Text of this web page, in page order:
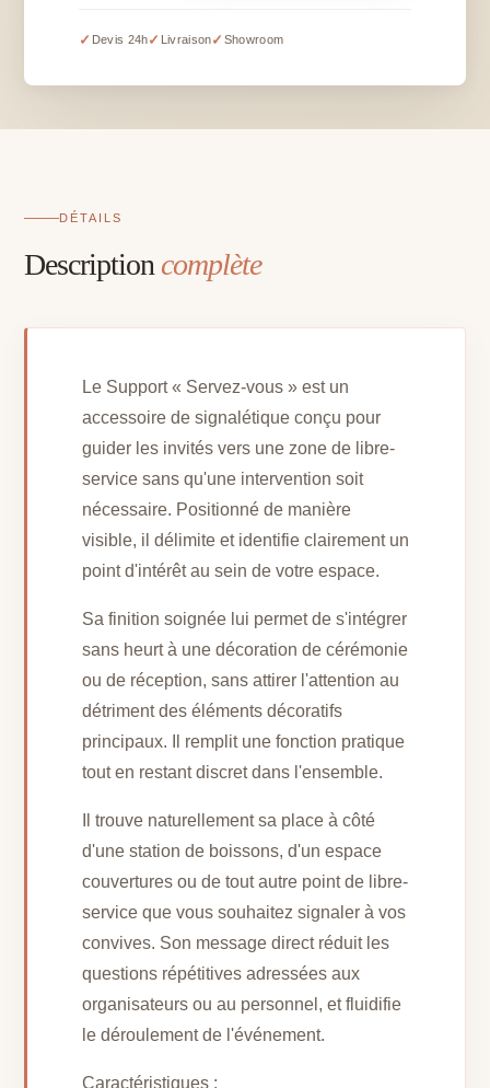
vous"
✓ Devis 24h✓ Livraison✓ Showroom
DÉTAILS
Description complète
Le Support « Servez-vous » est un
accessoire de signalétique conçu pour
guider les invités vers une zone de libre-
service sans qu'une intervention soit
nécessaire. Positionné de manière
visible, il délimite et identifie clairement un
point d'intérêt au sein de votre espace.
Sa finition soignée lui permet de s'intégrer
sans heurt à une décoration de cérémonie
ou de réception, sans attirer l'attention au
détriment des éléments décoratifs
principaux. Il remplit une fonction pratique
tout en restant discret dans l'ensemble.
Il trouve naturellement sa place à côté
d'une station de boissons, d'un espace
couvertures ou de tout autre point de libre-
service que vous souhaitez signaler à vos
convives. Son message direct réduit les
questions répétitives adressées aux
organisateurs ou au personnel, et fluidifie
le déroulement de l'événement.
Caractéristiques :